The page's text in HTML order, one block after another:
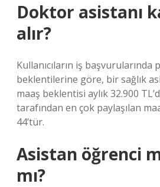
Doktor asistanı
alır?
Kullanıcıların iş başvurularında
beklentilerine göre, bir sağlık
maaş beklentisi aylık 32.900
tarafından en çok paylaşılan
44’tür.
Asistan öğrenci
mı?